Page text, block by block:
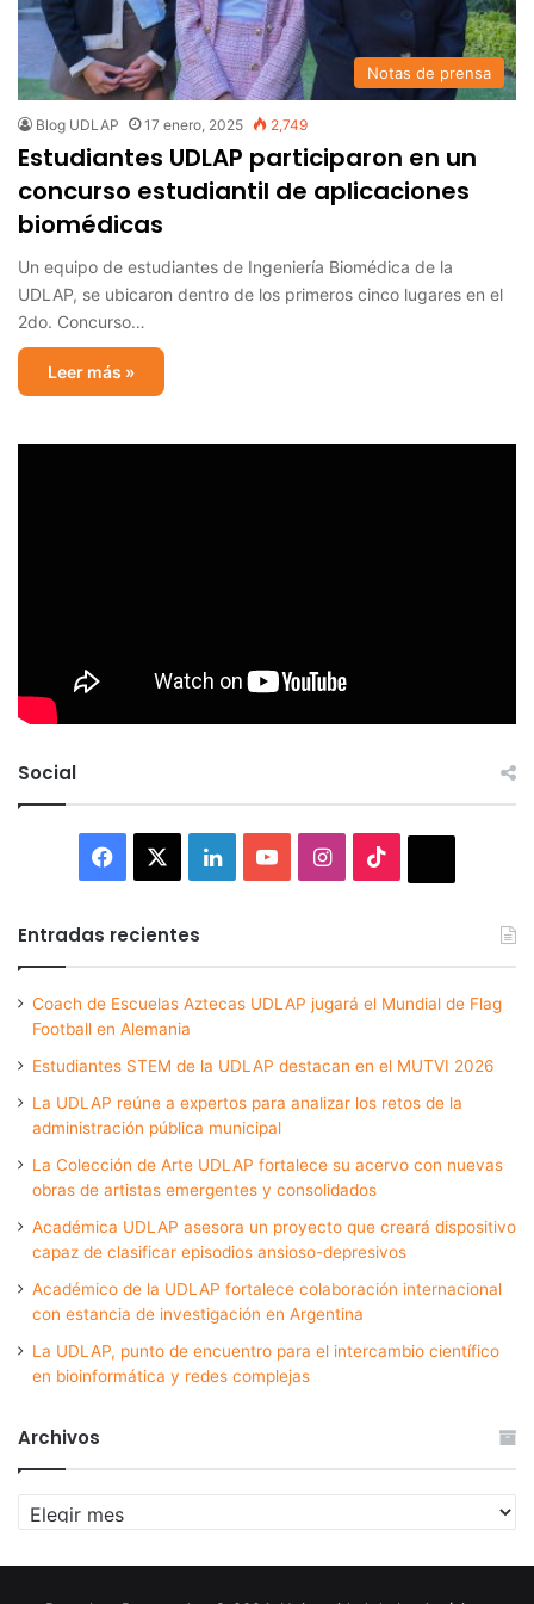
Notas de prensa
Blog UDLAP 17 enero, 2025 2,749
Estudiantes UDLAP participaron en un
concurso estudiantil de aplicaciones
biomédicas
Un equipo de estudiantes de Ingeniería Biomédica de la
UDLAP, se ubicaron dentro de los primeros cinco lugares en el
2do. Concurso…
Leer más »
Social
Facebook LinkedInYouTubeInstagram
Entradas recientes
Coach de Escuelas Aztecas UDLAP jugará el Mundial de Flag
Football en Alemania
Estudiantes STEM de la UDLAP destacan en el MUTVI 2026
La UDLAP reúne a expertos para analizar los retos de la
administración pública municipal
La Colección de Arte UDLAP fortalece su acervo con nuevas
obras de artistas emergentes y consolidados
Académica UDLAP asesora un proyecto que creará dispositivo
capaz de clasificar episodios ansioso-depresivos
Académico de la UDLAP fortalece colaboración internacional
con estancia de investigación en Argentina
La UDLAP, punto de encuentro para el intercambio científico
en bioinformática y redes complejas
Archivos
Archivos